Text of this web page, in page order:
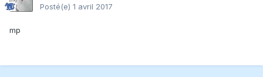
Posté(e) 1 avril 2017
mp